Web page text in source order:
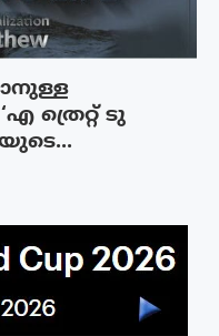
ത്രെറ്റ് ടു